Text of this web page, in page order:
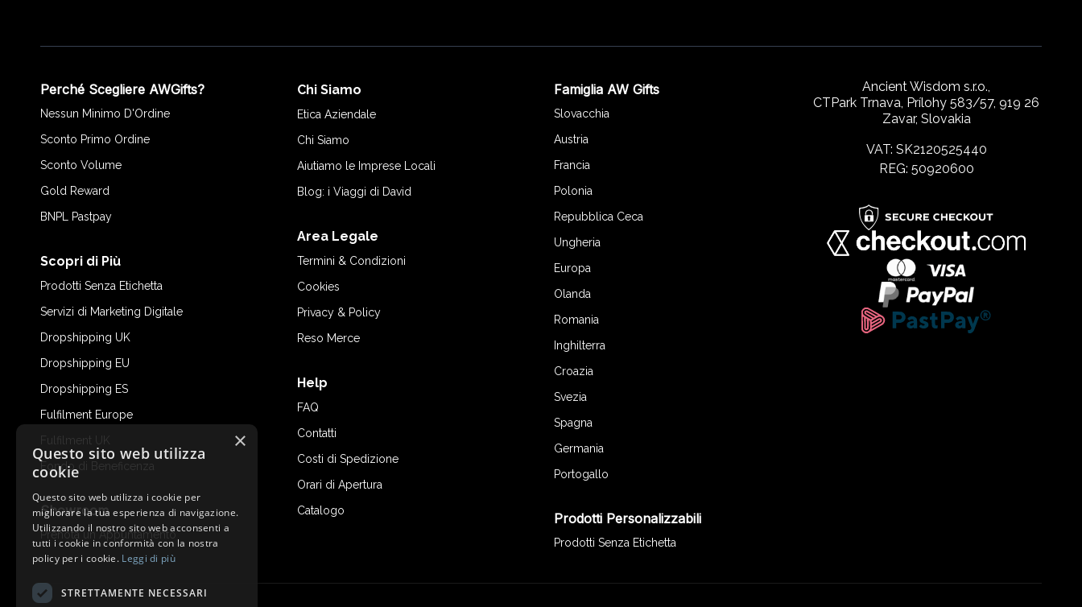
Perché Scegliere AWGifts?
Nessun Minimo D'Ordine
Sconto Primo Ordine
Sconto Volume
Gold Reward
BNPL Pastpay
Scopri di Più
Prodotti Senza Etichetta
Servizi di Marketing Digitale
Dropshipping UK
Dropshipping EU
Dropshipping ES
Fulfilment Europe
Fulfilment UK
Fondo di Beneficenza
Showroom
Prenota un Appuntamento
Chi Siamo
Etica Aziendale
Chi Siamo
Aiutiamo le Imprese Locali
Blog: i Viaggi di David
Area Legale
Termini & Condizioni
Cookies
Privacy & Policy
Reso Merce
Help
FAQ
Contatti
Costi di Spedizione
Orari di Apertura
Catalogo
Famiglia AW Gifts
Slovacchia
Austria
Francia
Polonia
Repubblica Ceca
Ungheria
Europa
Olanda
Romania
Inghilterra
Croazia
Svezia
Spagna
Germania
Portogallo
Prodotti Personalizzabili
Prodotti Senza Etichetta
Ancient Wisdom s.r.o.,
CTPark Trnava, Prílohy 583/57, 919 26
Zavar, Slovakia
VAT: SK2120525440
REG: 50920600
×
Questo sito web utilizza
cookie
Questo sito web utilizza i cookie per
migliorare la tua esperienza di navigazione.
Utilizzando il nostro sito web acconsenti a
tutti i cookie in conformità con la nostra
policy per i cookie. Leggi di più
STRETTAMENTE NECESSARI